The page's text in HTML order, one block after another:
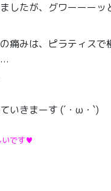
したが、グワーーー
痛みは、ピラティス
…
いきまーす (´・ω・`)
いです♥